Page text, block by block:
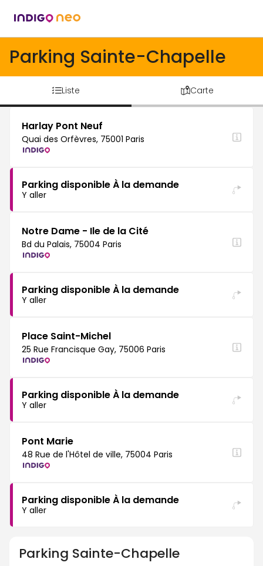
Parking Sainte-Chapelle
Liste Carte
Harlay Pont Neuf
Quai des Orfèvres, 75001 Paris
Parking disponible À la demande
Y aller
Notre Dame - Ile de la Cité
Bd du Palais, 75004 Paris
Parking disponible À la demande
Y aller
Place Saint-Michel
25 Rue Francisque Gay, 75006 Paris
Parking disponible À la demande
Y aller
Pont Marie
48 Rue de l'Hôtel de ville, 75004 Paris
Parking disponible À la demande
Y aller
Parking Sainte-Chapelle